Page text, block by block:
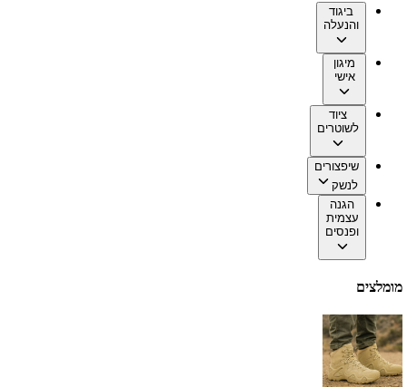
ביגוד
והנעלה
מיגון
אישי
ציוד
לשוטרים
שיפצורים
לנשק
הגנה
עצמית
ופנסים
מומלצים